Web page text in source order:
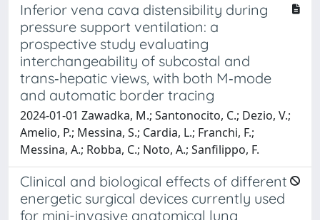
Inferior vena cava distensibility during
pressure support ventilation: a
prospective study evaluating
interchangeability of subcostal and
trans‑hepatic views, with both M‑mode
and automatic border tracing
2024-01-01 Zawadka, M.; Santonocito, C.; Dezio, V.;
Amelio, P.; Messina, S.; Cardia, L.; Franchi, F.;
Messina, A.; Robba, C.; Noto, A.; Sanfilippo, F.
Clinical and biological effects of different
energetic surgical devices currently used
for mini-invasive anatomical lung